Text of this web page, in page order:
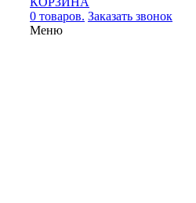
0 товаров. Заказать звонок
Меню